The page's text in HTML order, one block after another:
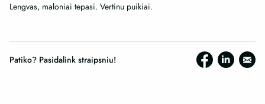
Lengvas, maloniai tepasi. Vertinu puikiai.
Patiko? Pasidalink straipsniu!